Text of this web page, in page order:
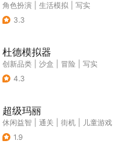
角色扮演 生活模拟
写实
3.3
杜德模拟器
创新品类 沙盒 冒险
写实
4.3
超级玛丽
休闲益智 通关 街机
儿童游戏
1.9